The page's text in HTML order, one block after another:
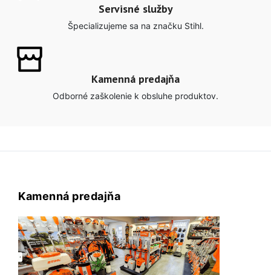
Servisné služby
Špecializujeme sa na značku Stihl.
Kamenná predajňa
Odborné zaškolenie k obsluhe produktov.
Kamenná predajňa